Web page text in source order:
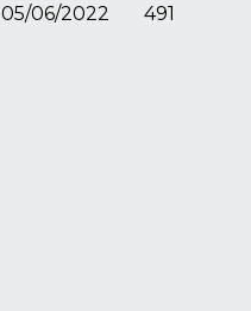
05/06/2022 491